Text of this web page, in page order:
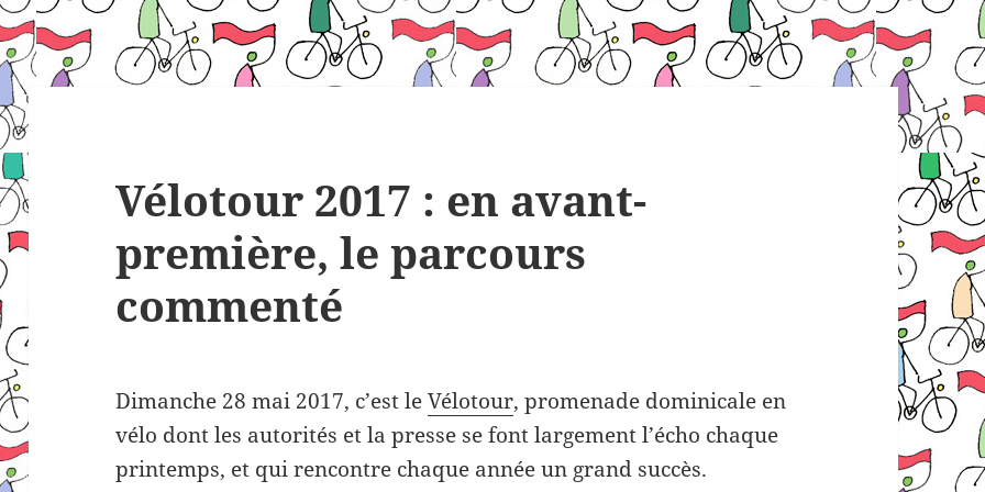
Vélotour 2017 : en avant-
première, le parcours
commenté
Dimanche 28 mai 2017, c’est leVélotour, promenade dominicale en
vélo dont les autorités et la presse se font largement l’écho chaque
printemps, et qui rencontre chaque année un grand succès.